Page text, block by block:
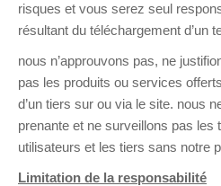
risques et vous serez seul
résultant du téléchargement d’un
nous n’approuvons pas, ne
pas les produits ou services
d’un tiers sur ou via le site. nous
prenante et ne surveillons pas les
utilisateurs et les tiers sans notre
Limitation de la responsabilité